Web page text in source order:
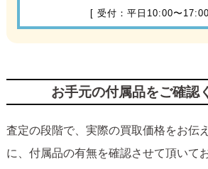
[ 受付：平日10:00〜
お手元の付属品をご確認
査定の段階で、実際の買取価格をお伝
に、付属品の有無を確認させて頂いて